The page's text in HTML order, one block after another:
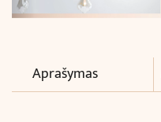
Aprašymas